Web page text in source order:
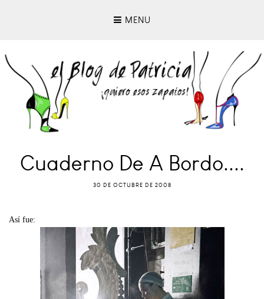
MENU
Cuaderno De A Bordo....
30 DE OCTUBRE DE 2008
Así fue: